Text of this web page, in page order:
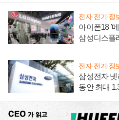
전자·전기·정
아이폰18 '
삼성디스플
전자·전기·정
삼성전자
동안 최대